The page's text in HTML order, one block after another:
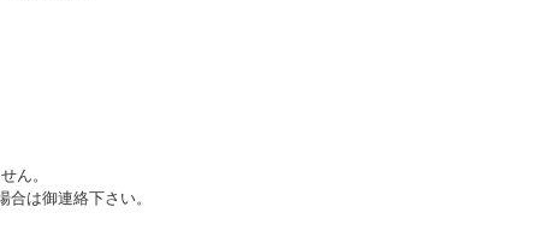
ん。
は御連絡下さい。